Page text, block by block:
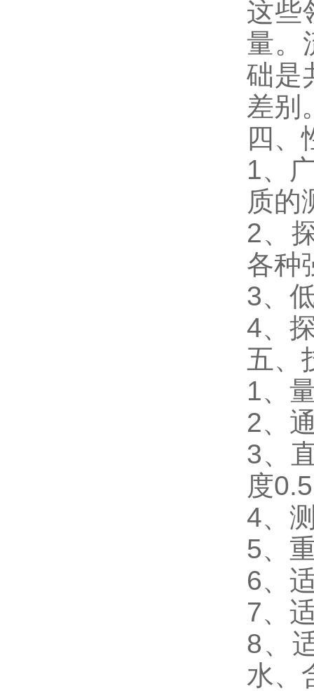
这些
量。
础是
差别
四、
1、
质的
2、
各种
3、
4、
五、
1、
2、
3、
度
4、
5、
6、
7、
8、
水、